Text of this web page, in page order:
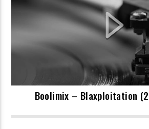
Boolimix – Blaxploitation